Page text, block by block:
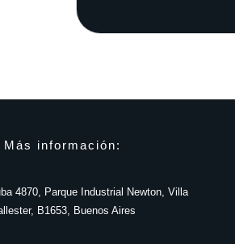
Más información:
4870, Parque Industrial Newton, Villa
B1653, Buenos Aires